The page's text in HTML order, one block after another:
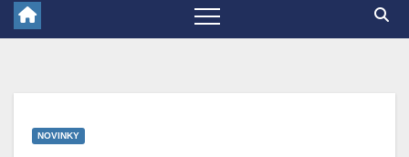
NOVINKY